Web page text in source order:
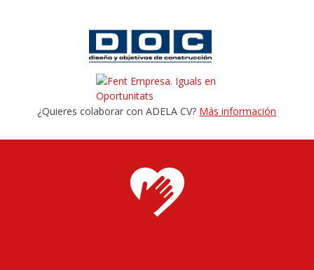
¿Quieres colaborar con ADELA CV? Más información